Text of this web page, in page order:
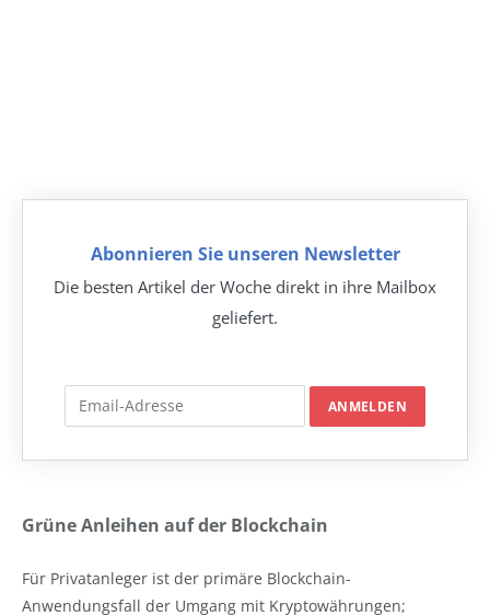
Abonnieren Sie unseren Newsletter
Die besten Artikel der Woche direkt in ihre Mailbox
geliefert.
Grüne Anleihen auf der Blockchain
Für Privatanleger ist der primäre Blockchain-
Anwendungsfall der Umgang mit Kryptowährungen;